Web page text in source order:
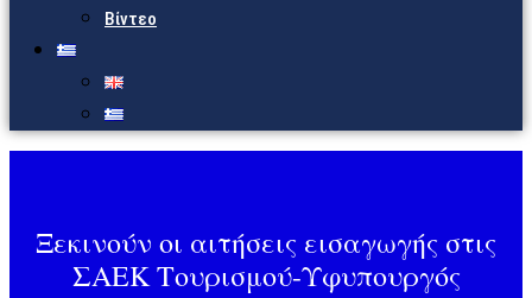
Βίντεο
Ξεκινούν οι αιτήσεις εισαγωγής στις
ΣΑΕΚ Τουρισμού-Υφυπουργός